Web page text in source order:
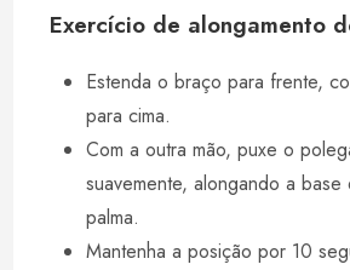
Exercício de alongamento
Estenda o braço para frente,
para cima.
Com a outra mão, puxe o
suavemente, alongando a
palma.
Mantenha a posição por 10